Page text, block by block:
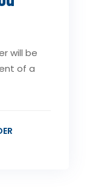
will be
of a